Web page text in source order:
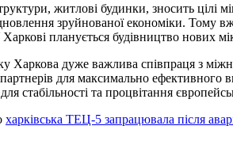
житлові будинки, зносить цілі
зруйнованої економіки. Тому
планується будівництво нових
Харкова дуже важлива співпраця з
для максимально ефективного
стабільності та процвітання
харківська ТЕЦ-5 запрацювала після